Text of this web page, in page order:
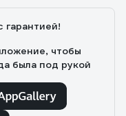
гарантией!
чтобы
была под рукой